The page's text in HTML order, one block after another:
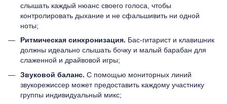
слышать каждый нюанс своего голоса, чтобы
контролировать дыхание и не сфальшивить ни одной
ноты;
Ритмическая синхронизация. Бас-гитарист и клавишник
должны идеально слышать бочку и малый барабан для
слаженной и драйвовой игры;
Звуковой баланс. С помощью мониторных линий
звукорежиссер может предоставить каждому участнику
группы индивидуальный микс;